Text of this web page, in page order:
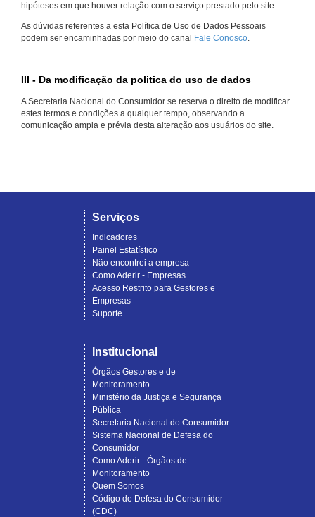
hipóteses em que houver relação com o serviço prestado pelo site.
As dúvidas referentes a esta Política de Uso de Dados Pessoais
podem ser encaminhadas por meio do canal Fale Conosco.
III - Da modificação da politica do uso de dados
A Secretaria Nacional do Consumidor se reserva o direito de modificar
estes termos e condições a qualquer tempo, observando a
comunicação ampla e prévia desta alteração aos usuários do site.
Serviços
Indicadores
Painel Estatístico
Não encontrei a empresa
Como Aderir - Empresas
Acesso Restrito para Gestores e
Empresas
Suporte
Institucional
Órgãos Gestores e de
Monitoramento
Ministério da Justiça e Segurança
Pública
Secretaria Nacional do Consumidor
Sistema Nacional de Defesa do
Consumidor
Como Aderir - Órgãos de
Monitoramento
Quem Somos
Código de Defesa do Consumidor
(CDC)